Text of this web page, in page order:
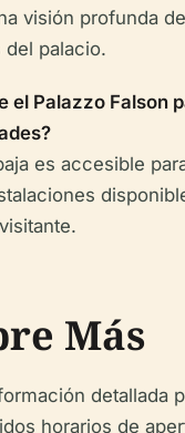
visión profunda
palacio.
el Palazzo Falson
es accesible
Más
detallada
horarios de